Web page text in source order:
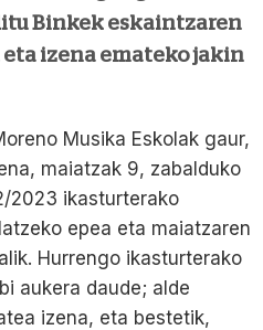
Binkek eskaintzaren
izena emateko jakin
Musika Eskolak gaur,
maiatzak 9, zabalduko
2023 ikasturterako
epea eta maiatzaren
Hurrengo ikasturterako
aukera daude; alde
izena, eta bestetik,